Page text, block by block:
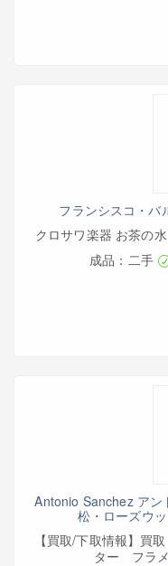
フランシスコ・
クロサワ楽器 お茶の
成品：二手
Antonio Sanchez アン
松・ローズウ
【買取/下取情報】
ター フラ